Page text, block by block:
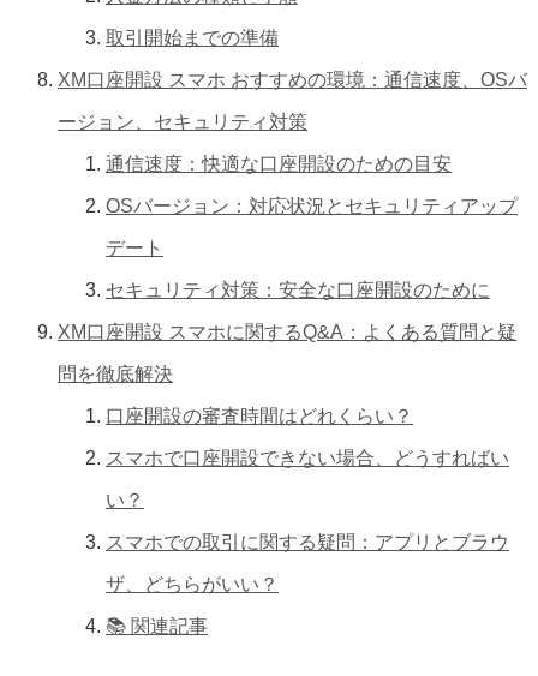
取引開始までの準備
XM口座開設 スマホ おすすめの環境：通信速度、OSバ
ージョン、セキュリティ対策
通信速度：快適な口座開設のための目安
OSバージョン：対応状況とセキュリティアップ
デート
セキュリティ対策：安全な口座開設のために
XM口座開設 スマホに関するQ&A：よくある質問と疑
問を徹底解決
口座開設の審査時間はどれくらい？
スマホで口座開設できない場合、どうすればい
い？
スマホでの取引に関する疑問：アプリとブラウ
ザ、どちらがいい？
📚 関連記事